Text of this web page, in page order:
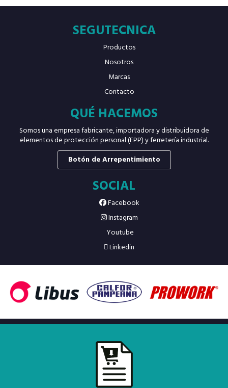
SEGUTECNICA
Productos
Nosotros
Marcas
Contacto
QUÉ HACEMOS
Somos una empresa fabricante, importadora y distribuidora de
elementos de protección personal (EPP) y ferretería industrial.
Botón de Arrepentimiento
SOCIAL
Facebook
Instagram
Youtube
Linkedin